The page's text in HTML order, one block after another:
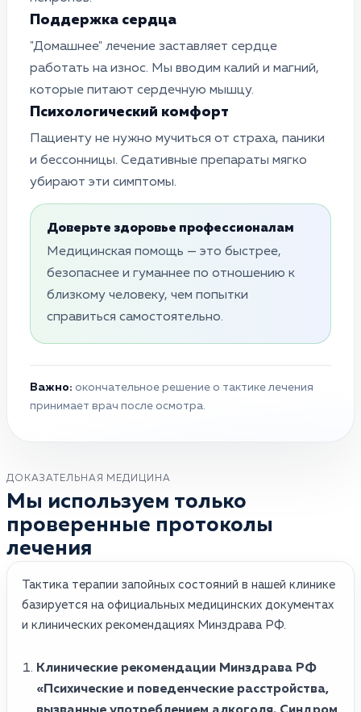
Поддержка сердца
"Домашнее" лечение заставляет сердце
работать на износ. Мы вводим калий и магний,
которые питают сердечную мышцу.
Психологический комфорт
Пациенту не нужно мучиться от страха, паники
и бессонницы. Седативные препараты мягко
убирают эти симптомы.
Доверьте здоровье профессионалам
Медицинская помощь — это быстрее,
безопаснее и гуманнее по отношению к
близкому человеку, чем попытки
справиться самостоятельно.
Важно: окончательное решение о тактике лечения
принимает врач после осмотра.
ДОКАЗАТЕЛЬНАЯ МЕДИЦИНА
Мы используем только
проверенные протоколы
лечения
Тактика терапии запойных состояний в нашей клинике
базируется на официальных медицинских документах
и клинических рекомендациях Минздрава РФ.
Клинические рекомендации Минздрава РФ
«Психические и поведенческие расстройства,